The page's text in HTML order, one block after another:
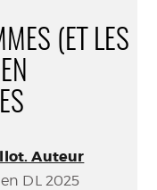
(ET LES
Auteur
DL 2025